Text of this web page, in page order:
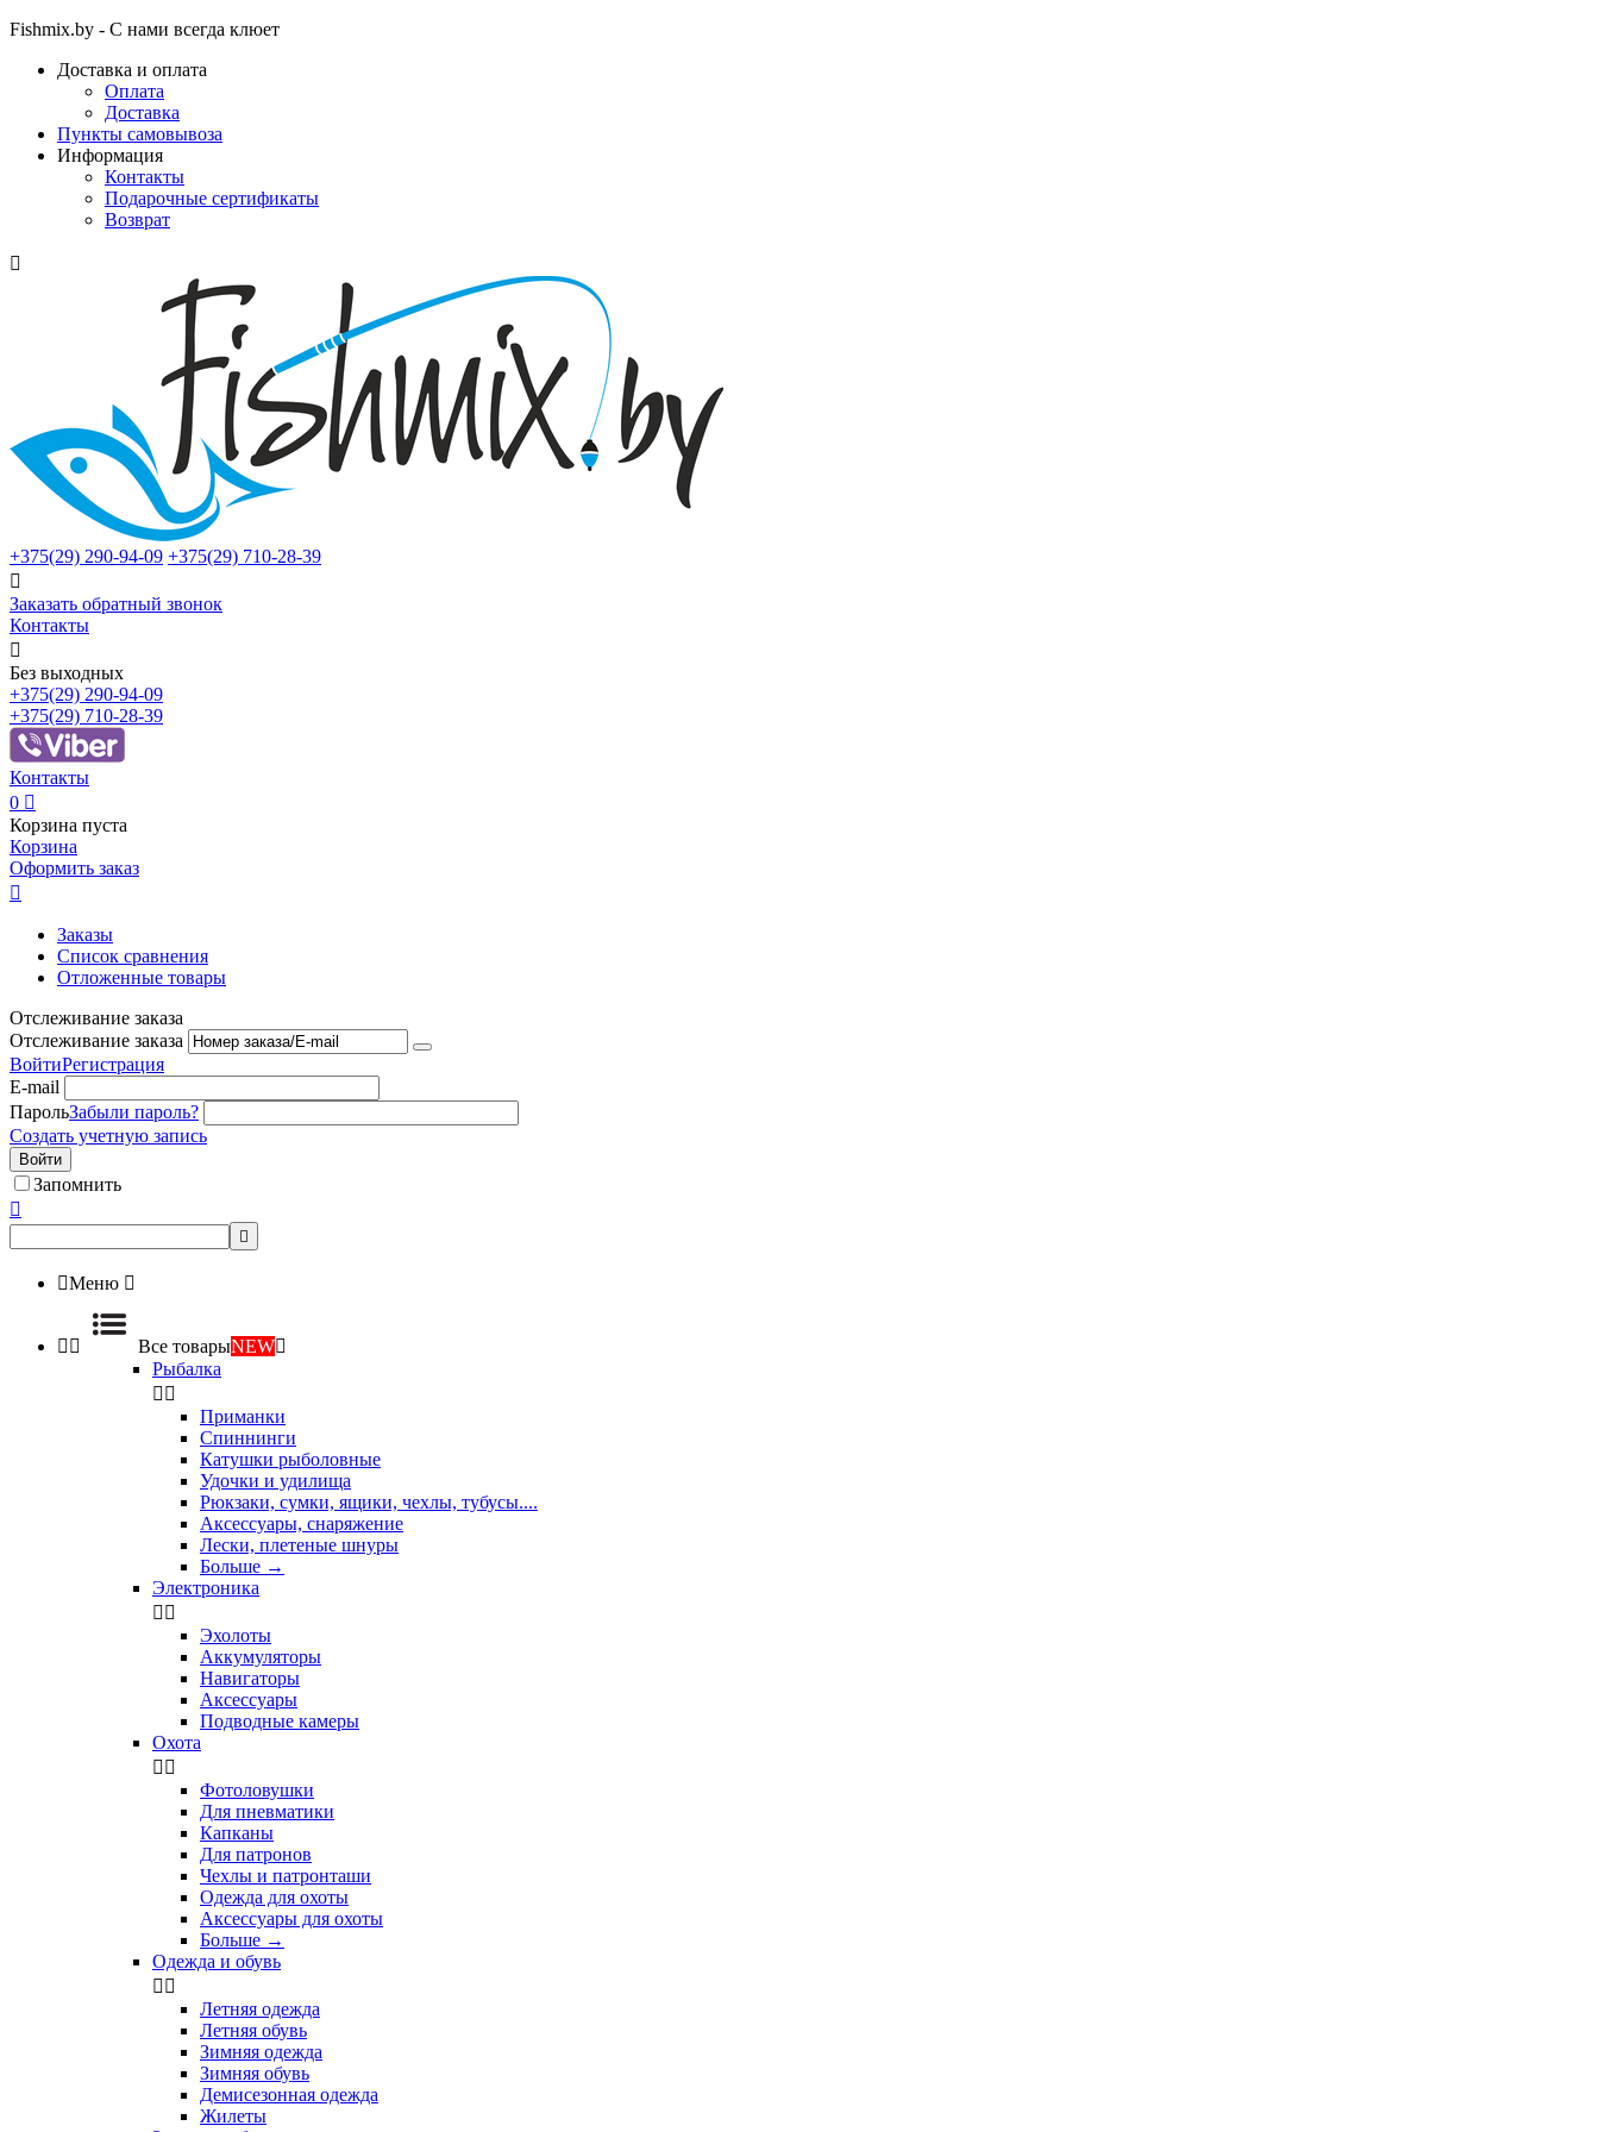
Fishmix.by - С нами всегда клюет
Доставка и оплата
Оплата
Доставка
Пункты самовывоза
Информация
Контакты
Подарочные сертификаты
Возврат

+375(29) 290-94-09 +375(29) 710-28-39

Заказать обратный звонок
Контакты

Без выходных
+375(29) 290-94-09
+375(29) 710-28-39
Контакты
0 
Корзина пуста
Корзина
Оформить заказ

Заказы
Список сравнения
Отложенные товары
Отслеживание заказа
Отслеживание заказа
ВойтиРегистрация
E-mail
ПарольЗабыли пароль?
Создать учетную запись
Войти
Запомнить


Меню 
  Все товарыNEW
Рыбалка
 
Приманки
Спиннинги
Катушки рыболовные
Удочки и удилища
Рюкзаки, сумки, ящики, чехлы, тубусы....
Аксессуары, снаряжение
Лески, плетеные шнуры
Больше →
Электроника
 
Эхолоты
Аккумуляторы
Навигаторы
Аксессуары
Подводные камеры
Охота
 
Фотоловушки
Для пневматики
Капканы
Для патронов
Чехлы и патронташи
Одежда для охоты
Аксессуары для охоты
Больше →
Одежда и обувь
 
Летняя одежда
Летняя обувь
Зимняя одежда
Зимняя обувь
Демисезонная одежда
Жилеты